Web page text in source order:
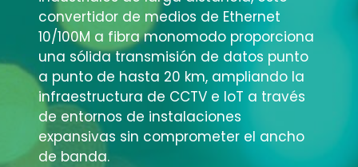
convertidor de medios de Ethernet
10/100M a fibra monomodo proporciona
una sólida transmisión de datos punto
a punto de hasta 20 km, ampliando la
infraestructura de CCTV e IoT a través
de entornos de instalaciones
expansivas sin comprometer el ancho
de banda.